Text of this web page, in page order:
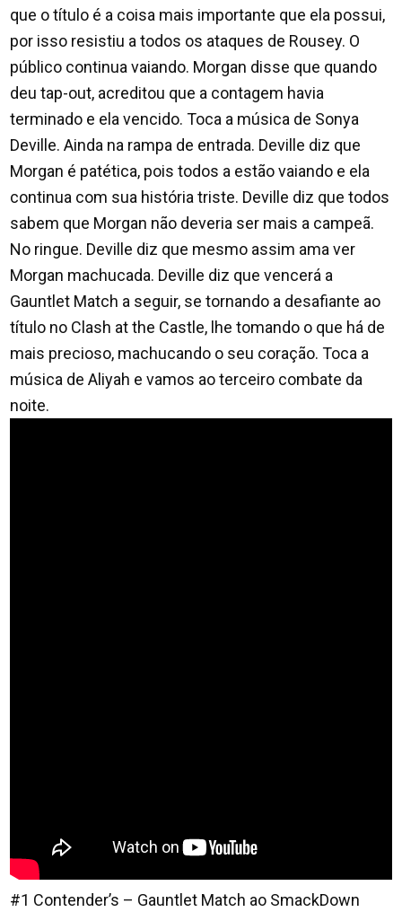
que o título é a coisa mais importante que ela possui,
por isso resistiu a todos os ataques de Rousey. O
público continua vaiando. Morgan disse que quando
deu tap-out, acreditou que a contagem havia
terminado e ela vencido. Toca a música de Sonya
Deville. Ainda na rampa de entrada. Deville diz que
Morgan é patética, pois todos a estão vaiando e ela
continua com sua história triste. Deville diz que todos
sabem que Morgan não deveria ser mais a campeã.
No ringue. Deville diz que mesmo assim ama ver
Morgan machucada. Deville diz que vencerá a
Gauntlet Match a seguir, se tornando a desafiante ao
título no Clash at the Castle, lhe tomando o que há de
mais precioso, machucando o seu coração. Toca a
música de Aliyah e vamos ao terceiro combate da
noite.
#1 Contender’s – Gauntlet Match ao SmackDown